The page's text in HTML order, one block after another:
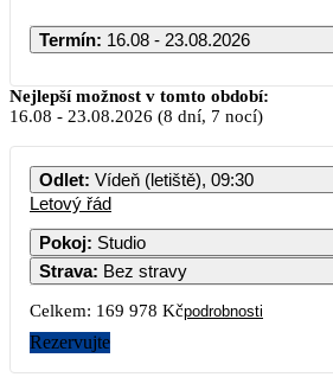
Termín: 16.08 - 23.08.2026
Srpen 2026
PO ÚT ST ČT
3 4
10
Nejlepší možnost v tomto období:
16.08 - 23.08.2026 (8 dní, 7 nocí)
Odlet: Vídeň (letiště), 09:30
Letový řád
Pokoj: Studio
Strava: Bez stravy
Celkem: 169 978 Kčpodrobnosti
Rezervujte